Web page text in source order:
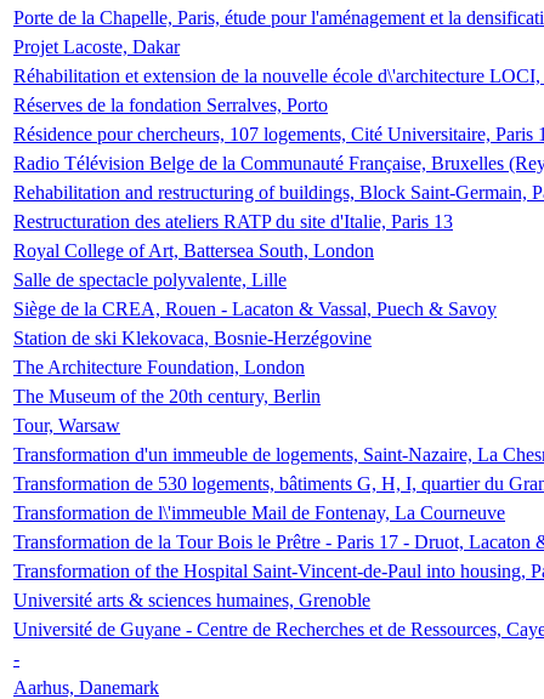
Porte de la Chapelle, Paris, étude pour l'aménagement et la
Projet Lacoste, Dakar
Réhabilitation et extension de la nouvelle école d\'architecture
Réserves de la fondation Serralves, Porto
Résidence pour chercheurs, 107 logements, Cité Universitaire, Paris
Radio Télévision Belge de la Communauté Française, Bruxelles
Rehabilitation and restructuring of buildings, Block Saint-Germain,
Restructuration des ateliers RATP du site d'Italie, Paris 13
Royal College of Art, Battersea South, London
Salle de spectacle polyvalente, Lille
Siège de la CREA, Rouen - Lacaton & Vassal, Puech & Savoy
Station de ski Klekovaca, Bosnie-Herzégovine
The Architecture Foundation, London
The Museum of the 20th century, Berlin
Tour, Warsaw
Transformation d'un immeuble de logements, Saint-Nazaire, La
Transformation de 530 logements, bâtiments G, H, I, quartier du
Transformation de l\'immeuble Mail de Fontenay, La Courneuve
Transformation de la Tour Bois le Prêtre - Paris 17 - Druot, Lacaton
Transformation of the Hospital Saint-Vincent-de-Paul into housing,
Université arts & sciences humaines, Grenoble
Université de Guyane - Centre de Recherches et de Ressources,
-
Aarhus, Danemark